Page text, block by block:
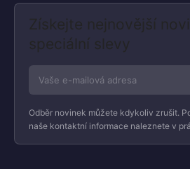
Získejte nejnovější
speciální slevy
Odběr novinek můžete kdykoliv zrušit.
naše kontaktní informace naleznete v